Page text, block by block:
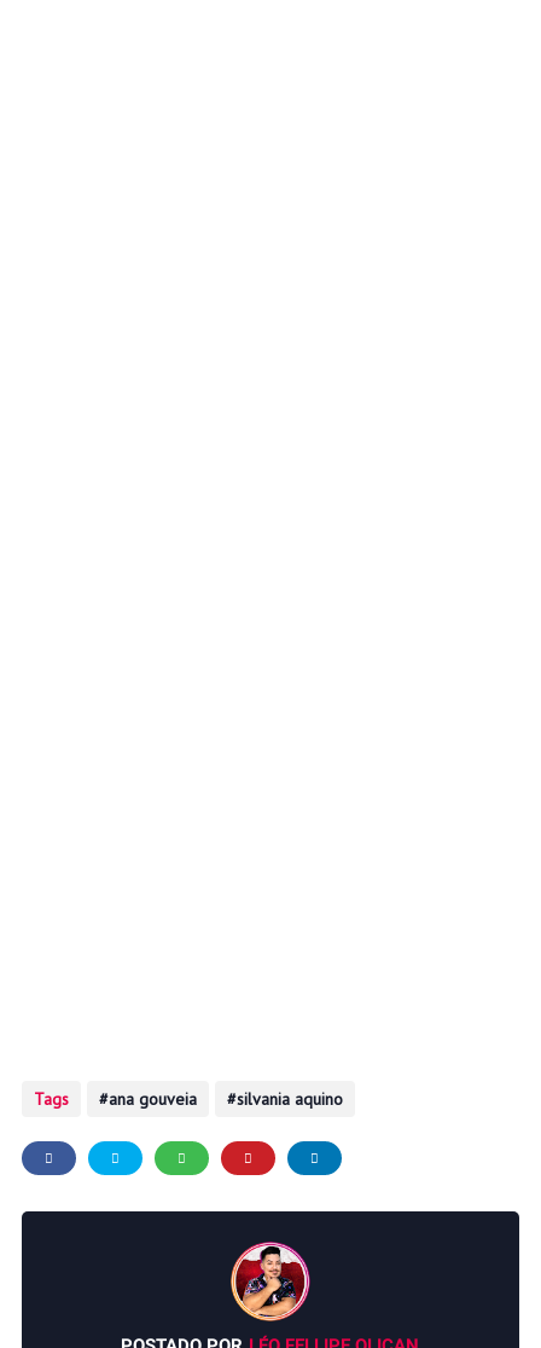
Tags ana gouveia silvania aquino